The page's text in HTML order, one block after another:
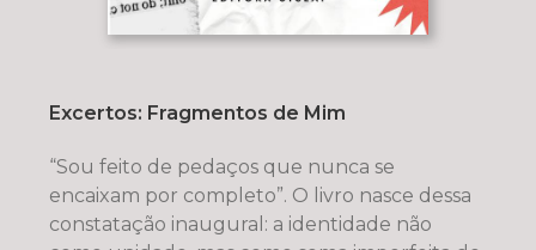
Excertos: Fragmentos de Mim
“Sou feito de pedaços que nunca se
encaixam por completo”. O livro nasce dessa
constatação inaugural: a identidade não